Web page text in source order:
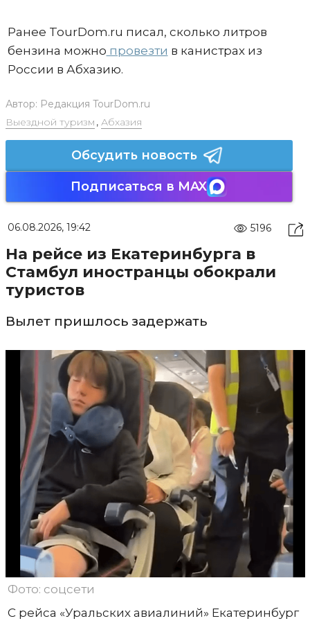
Ранее TourDom.ru писал, сколько литров
бензина можно провезти в канистрах из
России в Абхазию.
Автор: Редакция TourDom.ru
Выездной туризм , Абхазия
Обсудить новость
Подписаться в MAX
06.08.2026, 19:42 5196
На рейсе из Екатеринбурга в
Стамбул иностранцы обокрали
туристов
Вылет пришлось задержать
Фото: соцсети
С рейса «Уральских авиалиний» Екатеринбург